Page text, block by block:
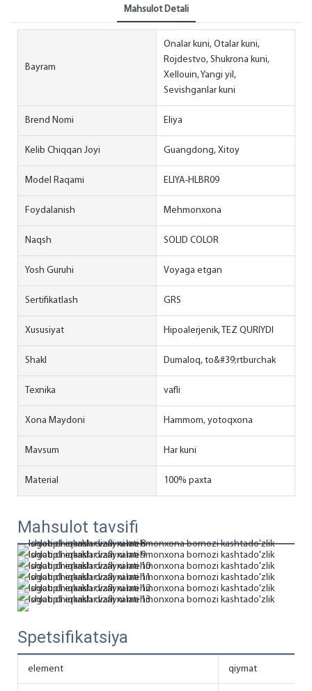
Mahsulot Detali
Bayram
Onalar kuni, Otalar kuni,
Rojdestvo, Shukrona kuni,
Xellouin, Yangi yil,
Sevishganlar kuni
Brend Nomi Eliya
Kelib Chiqqan Joyi Guangdong, Xitoy
Model Raqami ELIYA-HLBR09
Foydalanish Mehmonxona
Naqsh SOLID COLOR
Yosh Guruhi Voyaga etgan
Sertifikatlash GRS
Xususiyat Hipoalerjenik, TEZ QURIYDI
Shakl Dumaloq, to&#39;rtburchak
Texnika vafli
Xona Maydoni Hammom, yotoqxona
Mavsum Har kuni
Material 100% paxta
Mahsulot tavsifi
Spetsifikatsiya
element qiymat